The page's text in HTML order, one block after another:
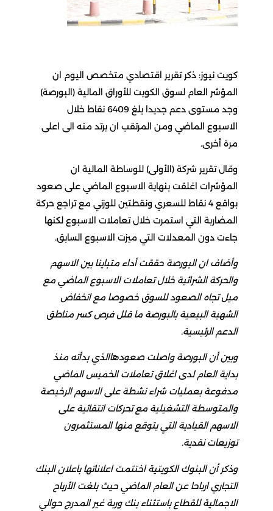
كويت نيوز: ذكر تقرير اقتصادي متخصص اليوم ان
المؤشر العام لسوق الكويت للأوراق المالية (البورصة)
وجد مستوى دعم جديدا بلغ 6409 نقاط خلال
الاسبوع الماضي ومن المرتقب ان يرتد منه الى اعلى
مرة أخرى.
وقال تقرير شركة (الأولى) للوساطة المالية ان
المؤشرات اغلقت بنهاية الاسبوع الماضي على صعود
بواقع 4 نقاط للسعري ونقطتين للوزني مع تراجع حركة
المضاربة التي استمرت خلال تعاملات الاسبوع لكنها
جاءت دون المعدلات التي ميزت الاسبوع السابق.
وأضاف ان البورصة حققت أداء متباينا بين الاسهم
والحركة الشرائية خلال تعاملات الاسبوع الماضي مع
ميل تجاه الصعود للسوق خصوصا مع انخفاض
الشهية البيعية بالبورصة ما قلل فرص كسر مناطق
الدعم الرئيسية.
وبين أن البورصة واصلت صعودهاالذي بدأته منذ
بداية العام لدى اغلاق تعاملات الخميس الماضي
مدفوعة بعمليات شراء نشطة على الاسهم الرخيصة
والمتوسطة التشغيلية مع تحركات انتقائية على
الاسهم القيادية التي يتوقع منها المستثمرون
توزيعات نقدية.
وذكر أن البنوك الكويتية اختتمت اعلاناتها باعلان البنك
التجاري ارباحا عن العام الماضي حيث بلغت الأرباح
الاجمالية للقطاع باستثناء بنك وربة غير المدرج حوالي